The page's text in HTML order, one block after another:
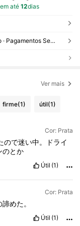
até12dias
Reenviar se o item estiver perdido/danificado · Pagamentos Seguros · Proteção de privacidade
Ver mais
firme(1) útil(1)
Cor: Prata
ので迷い中。ドライ
のとか
Útil (1)
Cor: Prata
めた。
Útil (1)